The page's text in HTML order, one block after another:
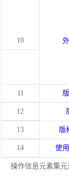
10
11
12
13 版
14 使
操作信息元素集